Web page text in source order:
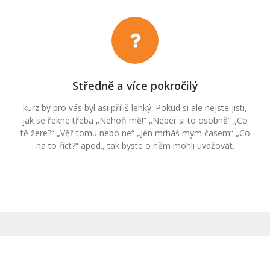
Středně a více pokročilý
kurz by pro vás byl asi příliš lehký. Pokud si ale nejste jisti,
jak se řekne třeba „Nehoň mě!“ „Neber si to osobně“ „Co
tě žere?“ „Věř tomu nebo ne“ „Jen mrháš mým časem“ „Co
na to říct?“ apod., tak byste o něm mohli uvažovat.